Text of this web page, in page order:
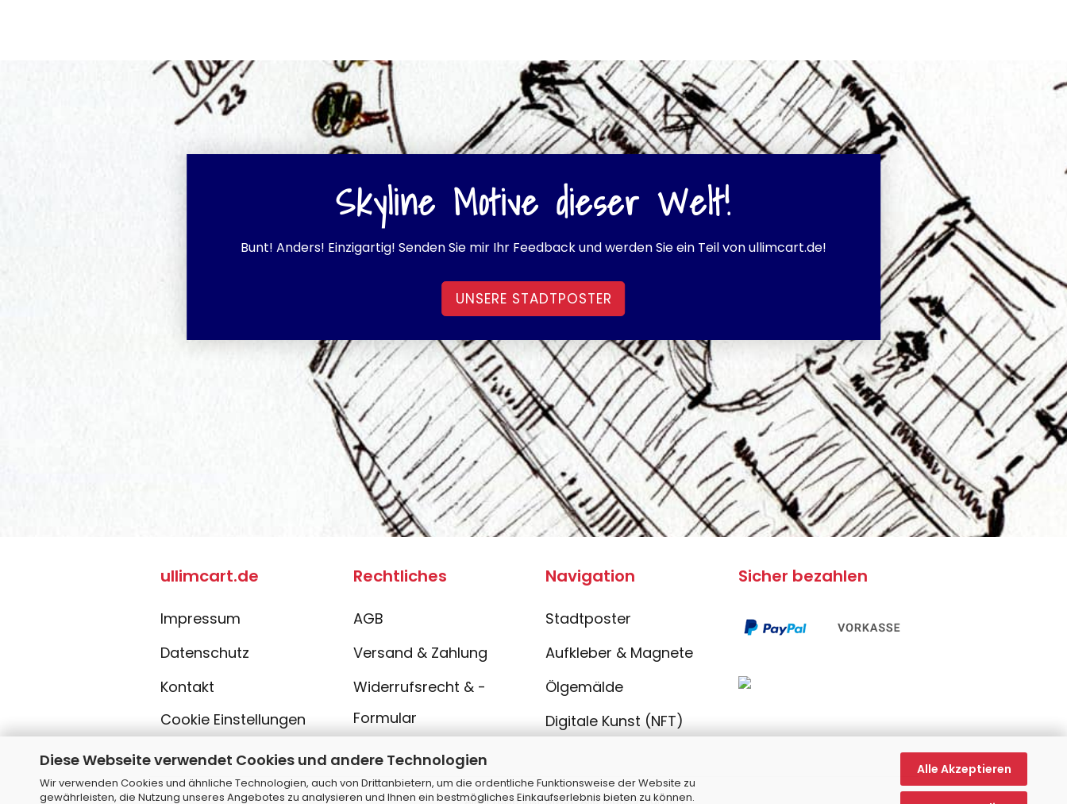
Diese Webseite verwendet Cookies und andere Technologien
Wir verwenden Cookies und ähnliche Technologien, auch von Drittanbietern, um die ordentliche Funktionsweise der Website zu
gewährleisten, die Nutzung unseres Angebotes zu analysieren und Ihnen ein bestmögliches Einkaufserlebnis bieten zu können.
Alle Akzeptieren
Skyline Motive dieser Welt!
Bunt! Anders! Einzigartig! Senden Sie mir Ihr Feedback und werden Sie ein Teil von ullimcart.de!
UNSERE STADTPOSTER
ullimcart.de
Impressum
Datenschutz
Kontakt
Cookie Einstellungen
Rechtliches
AGB
Versand & Zahlung
Widerrufsrecht & -
Formular
Navigation
Stadtposter
Aufkleber & Magnete
Ölgemälde
Digitale Kunst (NFT)
Sicher bezahlen
Alle Preise inkl. MwSt. Alle Markennamen,